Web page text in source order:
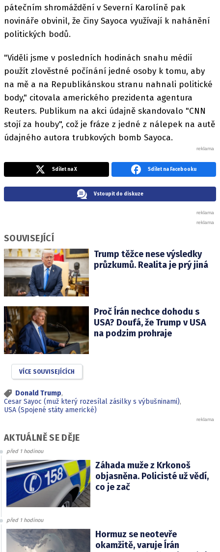
pátečním shromáždění v Severní Karolíně pak
novináře obvinil, že činy Sayoca využívají k nahánění
politických bodů.
"Viděli jsme v posledních hodinách snahu médií
použít zlověstné počínání jedné osoby k tomu, aby
na mě a na Republikánskou stranu nahnali politické
body," citovala amerického prezidenta agentura
Reuters. Publikum na akci údajně skandovalo "CNN
stojí za houby", což je fráze z jedné z nálepek na autě
údajného autora trubkových bomb Sayoca.
Sdílet na X Sdílet na Facebooku
Vstoupit do diskuze
SOUVISEJÍCÍ
Trump těžce nese výsledky
průzkumů. Realita je prý jiná
Proč Írán nechce dohodu s
USA? Doufá, že Trump v USA
na podzim prohraje
VÍCE SOUVISEJÍCÍCH
Donald Trump,
Cesar Sayoc (muž který rozesílal zásilky s výbušninami),
USA (Spojené státy americké)
AKTUÁLNĚ SE DĚJE
před 1 hodinou
Záhada muže z Krkonoš
objasněna. Policisté už vědí,
co je zač
před 1 hodinou
Hormuz se neotevře
okamžitě, varuje Írán